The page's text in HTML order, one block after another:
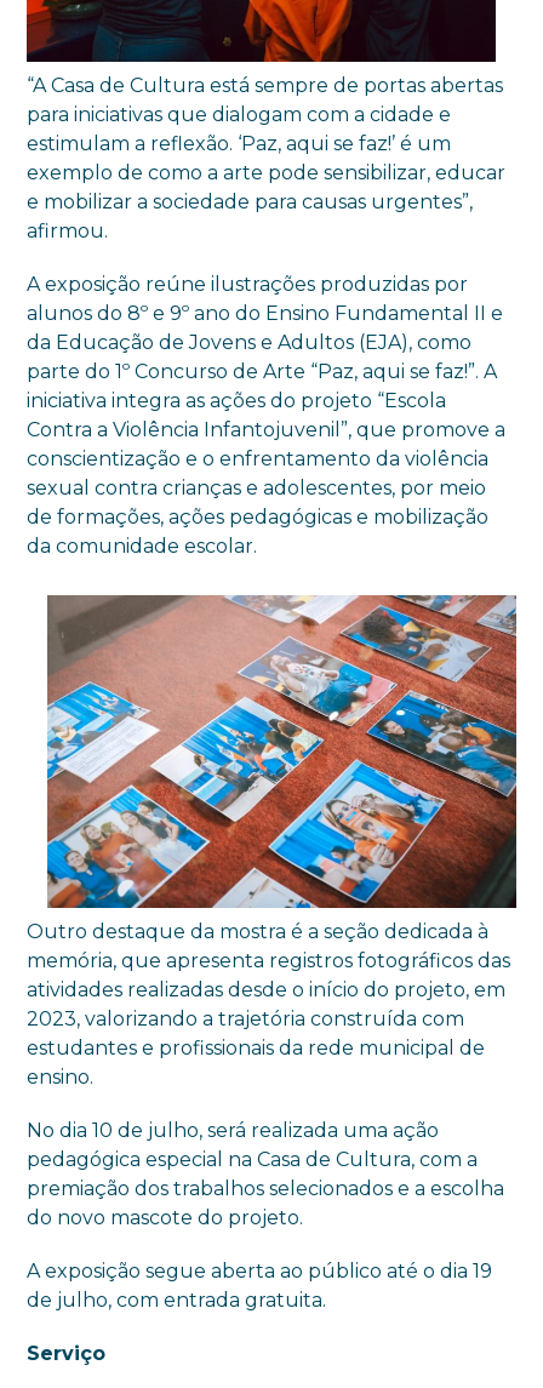
“A Casa de Cultura está sempre de portas abertas
para iniciativas que dialogam com a cidade e
estimulam a reflexão. ‘Paz, aqui se faz!’ é um
exemplo de como a arte pode sensibilizar, educar
e mobilizar a sociedade para causas urgentes”,
afirmou.
A exposição reúne ilustrações produzidas por
alunos do 8º e 9º ano do Ensino Fundamental II e
da Educação de Jovens e Adultos (EJA), como
parte do 1º Concurso de Arte “Paz, aqui se faz!”. A
iniciativa integra as ações do projeto “Escola
Contra a Violência Infantojuvenil”, que promove a
conscientização e o enfrentamento da violência
sexual contra crianças e adolescentes, por meio
de formações, ações pedagógicas e mobilização
da comunidade escolar.
Outro destaque da mostra é a seção dedicada à
memória, que apresenta registros fotográficos das
atividades realizadas desde o início do projeto, em
2023, valorizando a trajetória construída com
estudantes e profissionais da rede municipal de
ensino.
No dia 10 de julho, será realizada uma ação
pedagógica especial na Casa de Cultura, com a
premiação dos trabalhos selecionados e a escolha
do novo mascote do projeto.
A exposição segue aberta ao público até o dia 19
de julho, com entrada gratuita.
Serviço